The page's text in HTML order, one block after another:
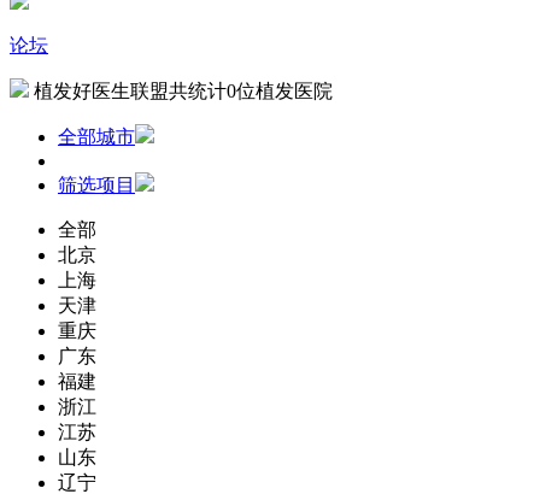
论坛
植发好医生联盟共统计0位植发医院
全部城市
筛选项目
全部
北京
上海
天津
重庆
广东
福建
浙江
江苏
山东
辽宁